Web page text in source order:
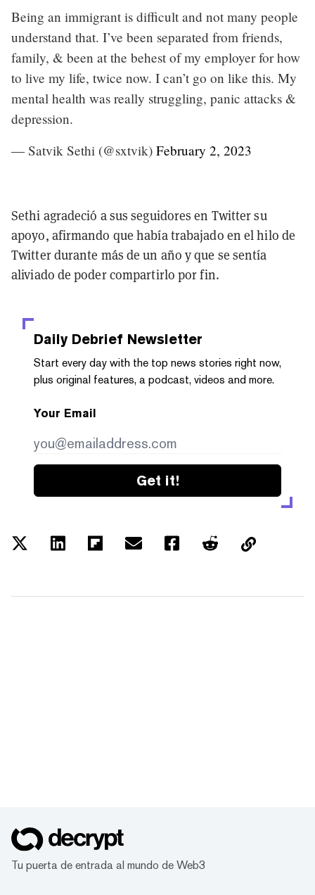
Being an immigrant is difficult and not many people
understand that. I’ve been separated from friends,
family, & been at the behest of my employer for how
to live my life, twice now. I can’t go on like this. My
mental health was really struggling, panic attacks &
depression.
— Satvik Sethi (@sxtvik) February 2, 2023
Sethi agradeció a sus seguidores en Twitter su
apoyo, afirmando que había trabajado en el hilo de
Twitter durante más de un año y que se sentía
aliviado de poder compartirlo por fin.
Daily Debrief Newsletter
Start every day with the top news stories right now,
plus original features, a podcast, videos and more.
Your Email
Get it!
Tu puerta de entrada al mundo de Web3